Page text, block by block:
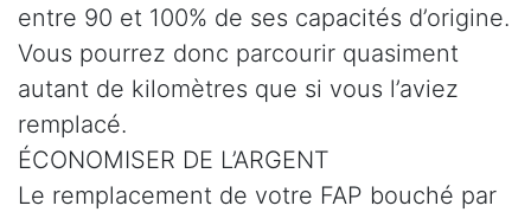
entre 90 et 100% de ses capacités d’origine.
Vous pourrez donc parcourir quasiment
autant de kilomètres que si vous l’aviez
remplacé.
ÉCONOMISER DE L’ARGENT
Le remplacement de votre FAP bouché par